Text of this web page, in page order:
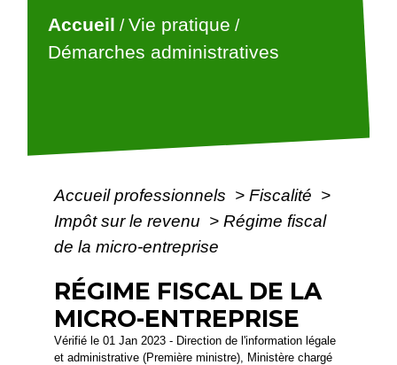
Accueil /Vie pratique /
Démarches administratives
Accueil professionnels > Fiscalité >
Impôt sur le revenu > Régime fiscal
de la micro-entreprise
RÉGIME FISCAL DE LA
MICRO-ENTREPRISE
Vérifié le 01 Jan 2023 - Direction de l'information légale
et administrative (Première ministre), Ministère chargé